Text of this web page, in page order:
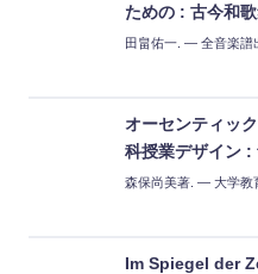
ための : 古今和歌
田畠佑一. — 全音楽譜
オーセンティッ
科授業デザイン :
森保尚美著. — 大学教
Im Spiegel der